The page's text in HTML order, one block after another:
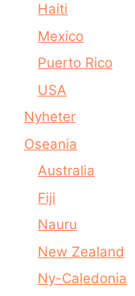
Haiti
Mexico
Puerto Rico
USA
Nyheter
Oseania
Australia
Fiji
Nauru
New Zealand
Ny-Caledonia